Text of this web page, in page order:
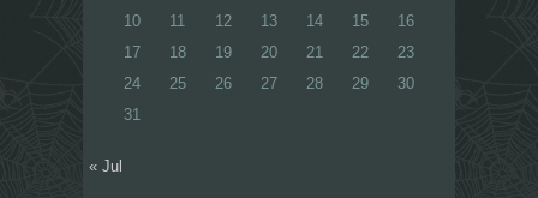
10
11 12 13 14 15
16
17
18 19 20 21 22
23
24
25 26 27 28 29
30
31
« Jul